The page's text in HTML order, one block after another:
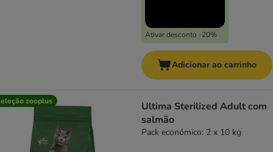
Ativar desconto -20%
Adicionar ao carrinho
zooplus
Ultima Sterilized Adult com
salmão
Pack económico: 2 x 10 kg